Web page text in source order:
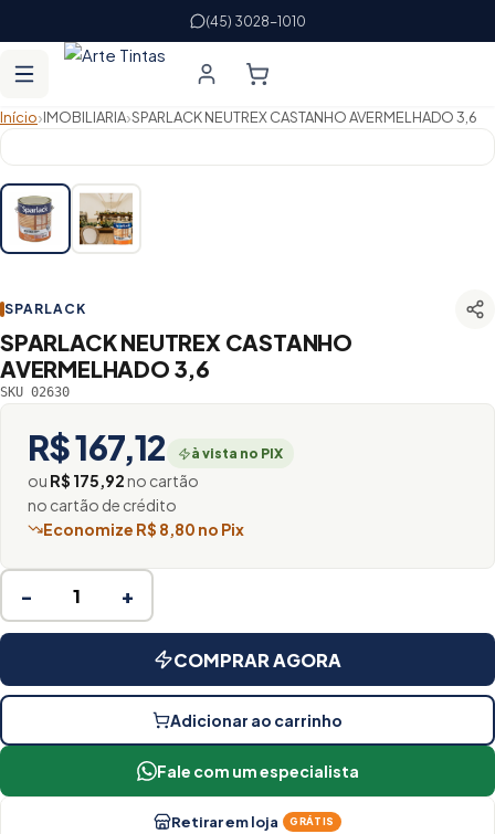
(45) 3028-1010
Início›IMOBILIARIA›SPARLACK NEUTREX CASTANHO AVERMELHADO 3,6
SPARLACK
SPARLACK NEUTREX CASTANHO
AVERMELHADO 3,6
SKU 02630
R$ 167,12 à vista no PIX
ou R$ 175,92no cartão
no cartão de crédito
Economize R$ 8,80 no Pix
− +
COMPRAR AGORA
Adicionar ao carrinho
Fale com um especialista
Retirar em loja GRÁTIS